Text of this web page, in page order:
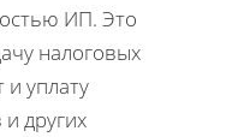
ИП. Это
налоговых
и уплату
других